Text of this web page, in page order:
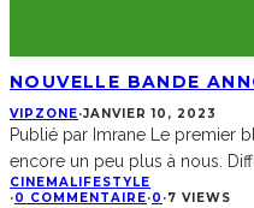
NOUVELLE BANDE
VIPZONE·JANVIER 10, 2023
Publié par Imrane Le premier
encore un peu plus à nous.
CINEMA LIFESTYLE
·0 COMMENTAIRE·0 ·7 VIEWS